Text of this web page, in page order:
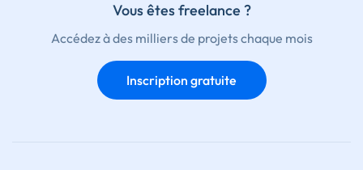
Vous êtes freelance ?
Accédez à des milliers de projets chaque mois
Inscription gratuite